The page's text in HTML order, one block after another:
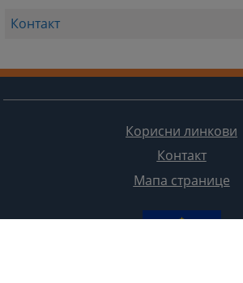
Контакт
Корисни линкови
Контакт
Мапа странице